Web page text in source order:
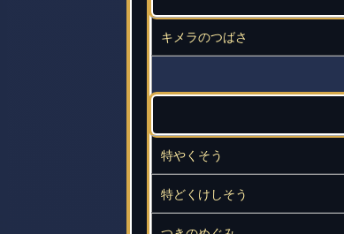
キメラのつばさ
特やくそう
特どくけしそう